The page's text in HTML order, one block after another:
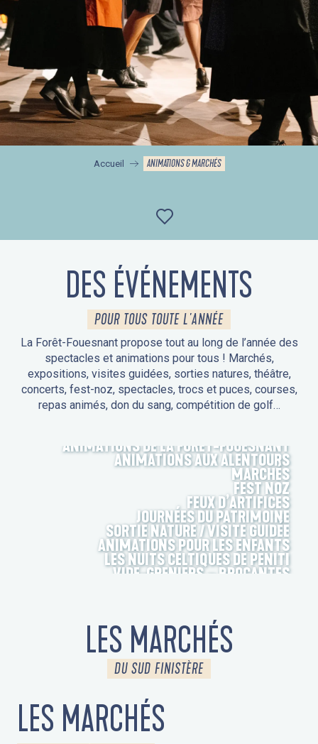
Accueil ANIMATIONS & MARCHÉS
Ajouter aux
DES ÉVÉNEMENTS
POUR TOUS TOUTE L'ANNÉE
La Forêt-Fouesnant propose tout au long de l’année des
spectacles et animations pour tous ! Marchés,
expositions, visites guidées, sorties natures, théâtre,
concerts, fest-noz, spectacles, trocs et puces, courses,
repas animés, don du sang, compétition de golf…
ANIMATIONS DE LA FORÊT-FOUESNANT
ANIMATIONS AUX ALENTOURS
MARCHÉS
FEST NOZ
FEUX D’ARTIFICES
JOURNÉES DU PATRIMOINE
SORTIE NATURE / VISITE GUIDÉE
ANIMATIONS POUR LES ENFANTS
LES NUITS CELTIQUES DE PENITI
VIDE-GRENIERS – BROCANTES
LES MARCHÉS
DU SUD FINISTÈRE
LES MARCHÉS